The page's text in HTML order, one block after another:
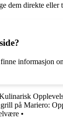
direkte
informasjon
på Mariero:
•